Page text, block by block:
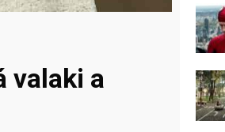
valaki a